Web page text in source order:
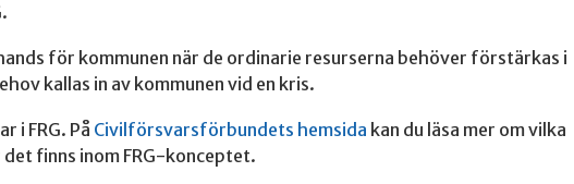
för kommunen när de ordinarie resurserna behöver förstärkas i
kallas in av kommunen vid en kris.
i FRG. På Civilförsvarsförbundets hemsida kan du läsa mer om vilka
finns inom FRG-konceptet.